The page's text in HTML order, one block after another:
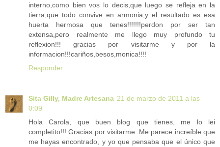
interno,como bien vos lo decis,que luego se refleja en la
tierra,que todo convive en armonia,y el resultado es esa
huerta hermosa que tenes!!!!!!!perdon por ser tan
extensa,pero realmente me llego muy profundo tu
reflexion!!! gracias por visitarme y por la
informacion!!!cariños,besos,monica!!!!
Responder
Sita Gilly, Madre Artesana 21 de marzo de 2011 a las
0:09
Hola Carola, que buen blog que tienes, me lo lei
completito!!! Gracias por visitarme. Me parece increíble que
me hayas encontrado, y yo que pensaba que el único que